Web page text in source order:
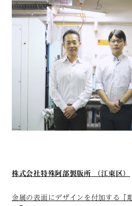
株式会社特殊阿部製版所 （江東 区）
金属の表面にデザインを付加する「